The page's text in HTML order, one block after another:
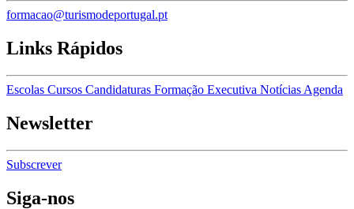
formacao@turismodeportugal.pt
Links Rápidos
Escolas Cursos Candidaturas Formação Executiva Notícias Agenda
Newsletter
Subscrever
Siga-nos